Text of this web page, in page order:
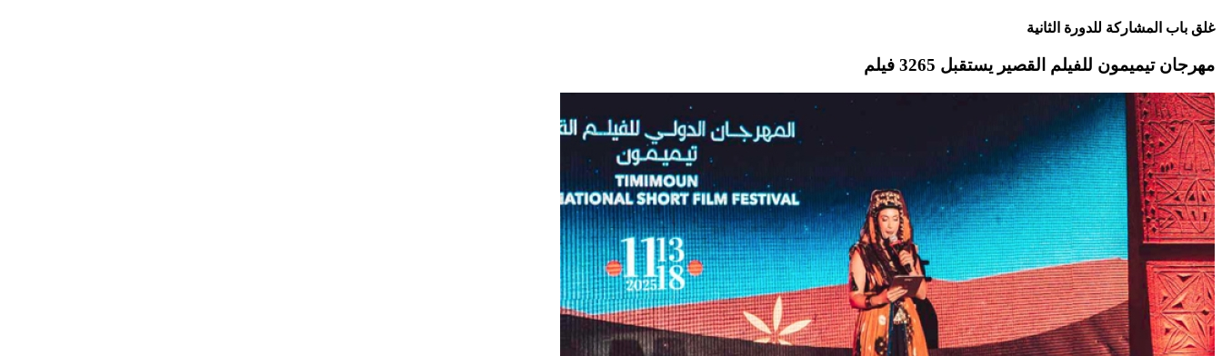
غلق باب المشاركة للدورة الثانية
مهرجان تيميمون للفيلم القصير يستقبل 3265 فيلم